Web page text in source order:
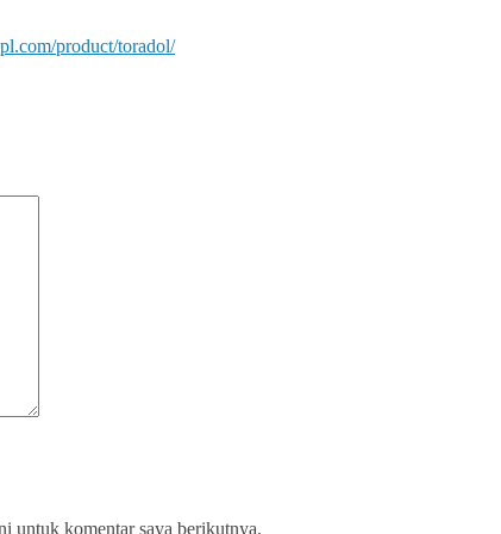
product/toradol/
untuk komentar saya berikutnya.